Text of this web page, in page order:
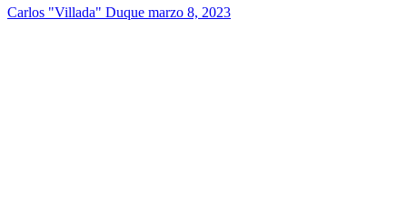
Carlos "Villada" Duque marzo 8, 2023